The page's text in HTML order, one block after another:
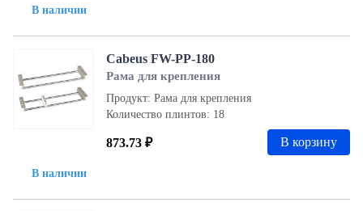
В наличии
В наличии
Cabeus FW-PP-180
Рама для крепления
Продукт: Рама для крепления
Количество плинтов: 18
873.73 ₽ В корзину